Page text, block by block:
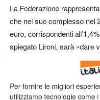
Per fornire le migliori
utilizziamo tecnologie come
La Federazione
che nel suo complesso nel
euro, corrispondenti
spiegato Lironi, sarà «dare
e perseguirne lo sviluppo e
operative e organizzative,
ognuna delle tre
strutturazione «che